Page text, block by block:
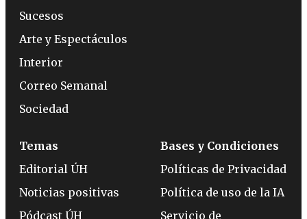
Sucesos
Arte y Espectáculos
Interior
Correo Semanal
Sociedad
Temas
Editorial ÚH
Noticias positivas
Pódcast ÚH
Bases y Condiciones
Políticas de Privacidad
Política de uso de la IA
Servicio de